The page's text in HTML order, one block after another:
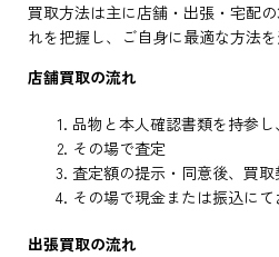
買取方法は主に店舗・出張・宅配
れを把握し、ご自身に最適な方法を
店舗買取の流れ
品物と本人確認書類を持参
その場で査定
査定額の提示・同意後、買
その場で現金または振込に
出張買取の流れ